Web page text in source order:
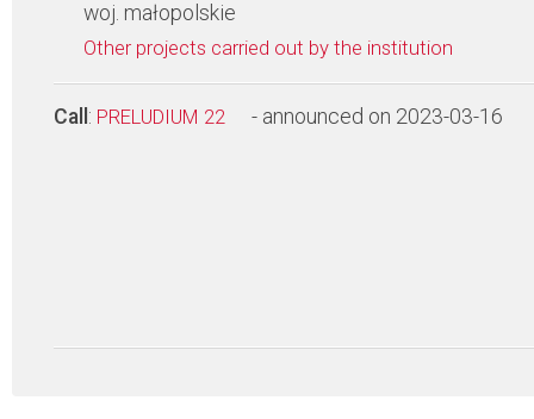
woj. małopolskie
Other projects carried out by the institution
Call : PRELUDIUM 22 - announced on 2023-03-16